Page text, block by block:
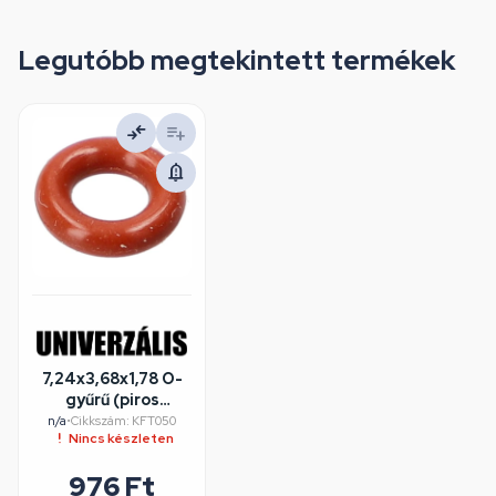
Legutóbb megtekintett termékek
7,24x3,68x1,78 O-
gyűrű (piros
szilikon) /
RENDELÉSRE
n/a•Cikkszám: KFT050
Nincs készleten
976 Ft